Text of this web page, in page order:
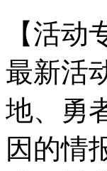
【活动
最新活
地、勇
因的情